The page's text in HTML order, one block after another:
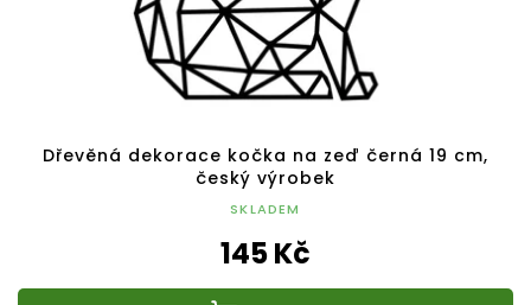
Dřevěná dekorace kočka na zeď černá 19 cm,
český výrobek
SKLADEM
145 Kč